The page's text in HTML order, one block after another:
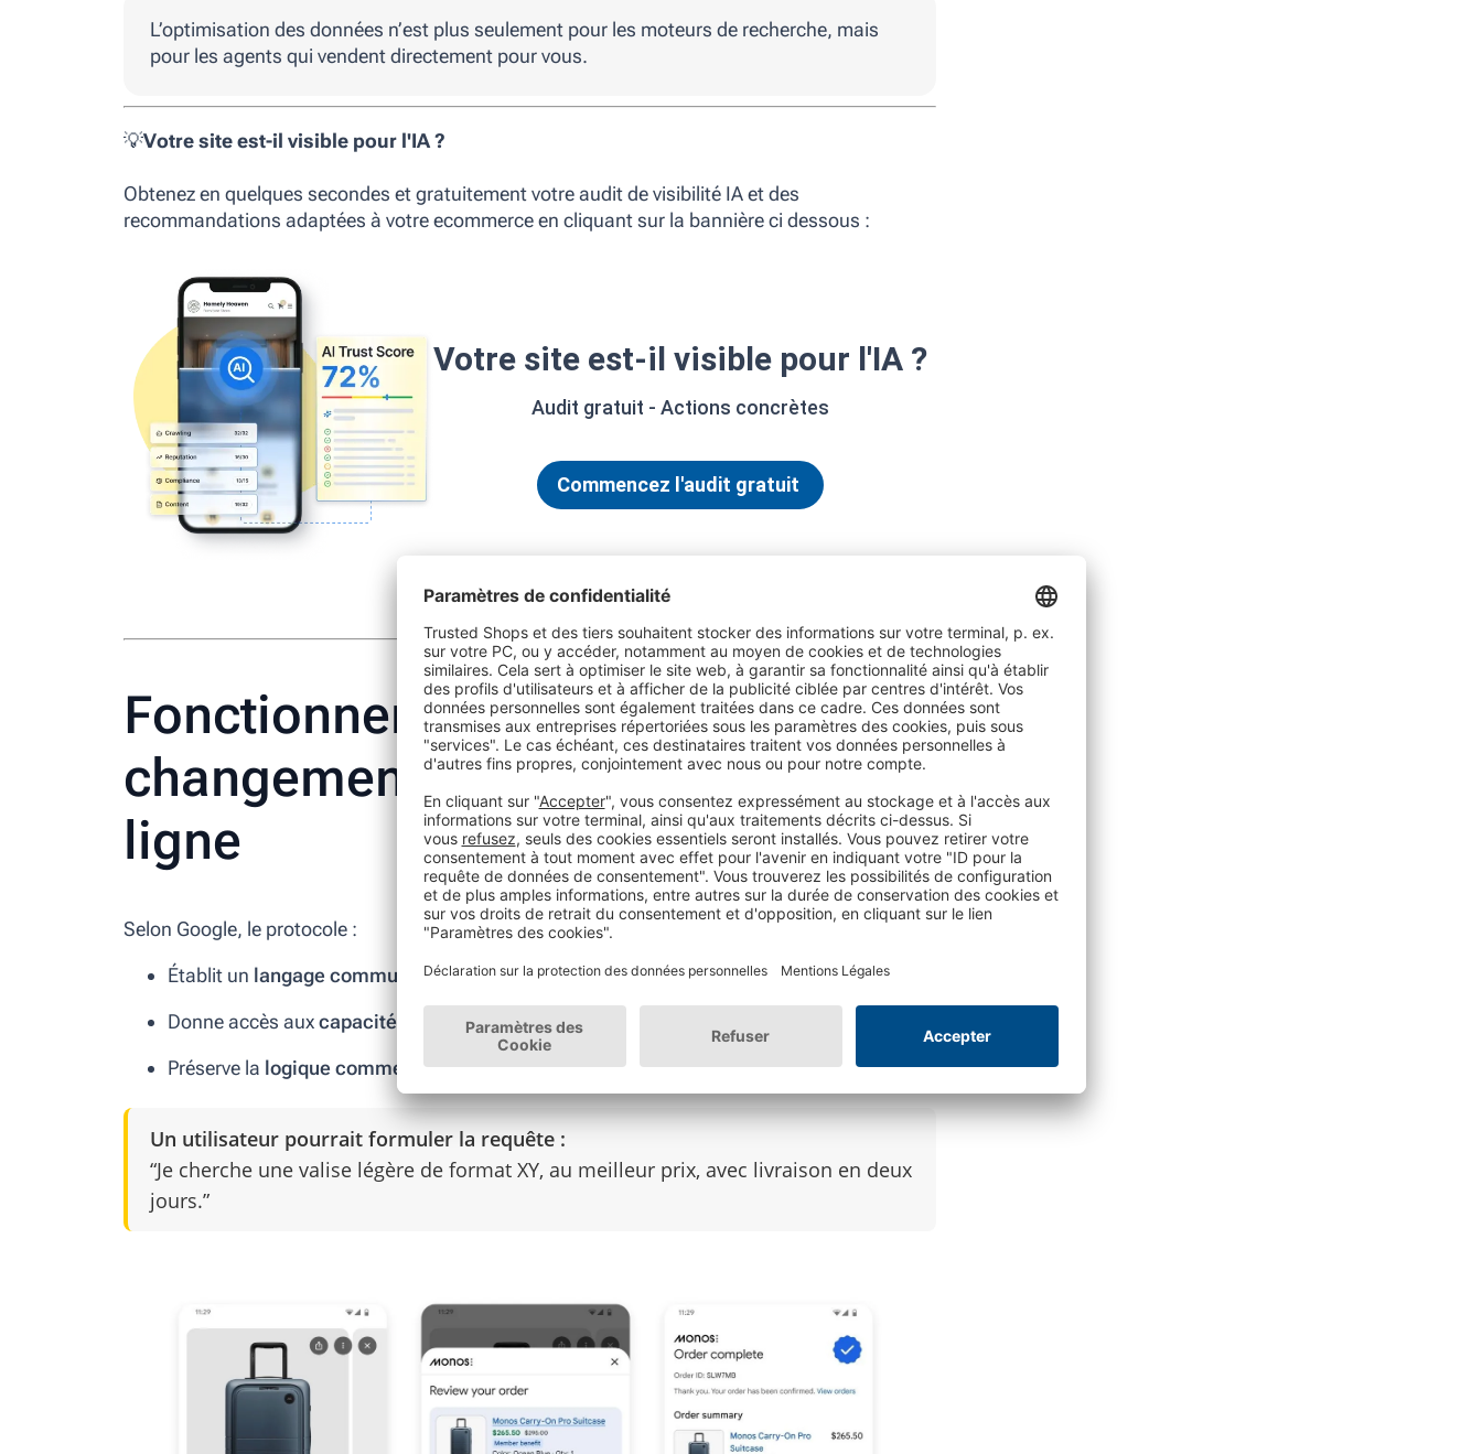
L’optimisation des données n’est plus seulement pour les moteurs de recherche, mais
pour les agents qui vendent directement pour vous.
💡Votre site est-il visible pour l'IA ?
Obtenez en quelques secondes et gratuitement votre audit de visibilité IA et des
recommandations adaptées à votre ecommerce en cliquant sur la bannière ci dessous :
Votre site est-il visible pour l'IA ?
Audit gratuit - Actions concrètes
Commencez l'audit gratuit
Fonctionnement de l'UCP et
changements pour le shopping en
ligne
Selon Google, le protocole :
Établit un langage commun
entre agents IA et systèmes marchands
Donne accès auxcapacités marchandes clés: stock, variantes, promotions, paiement
Préserve la logique commerciale propre à chaque marchandsans refonte ERP/CMS
Un utilisateur pourrait formuler la requête :
“Je cherche une valise légère de format XY, au meilleur prix, avec livraison en deux
jours.”